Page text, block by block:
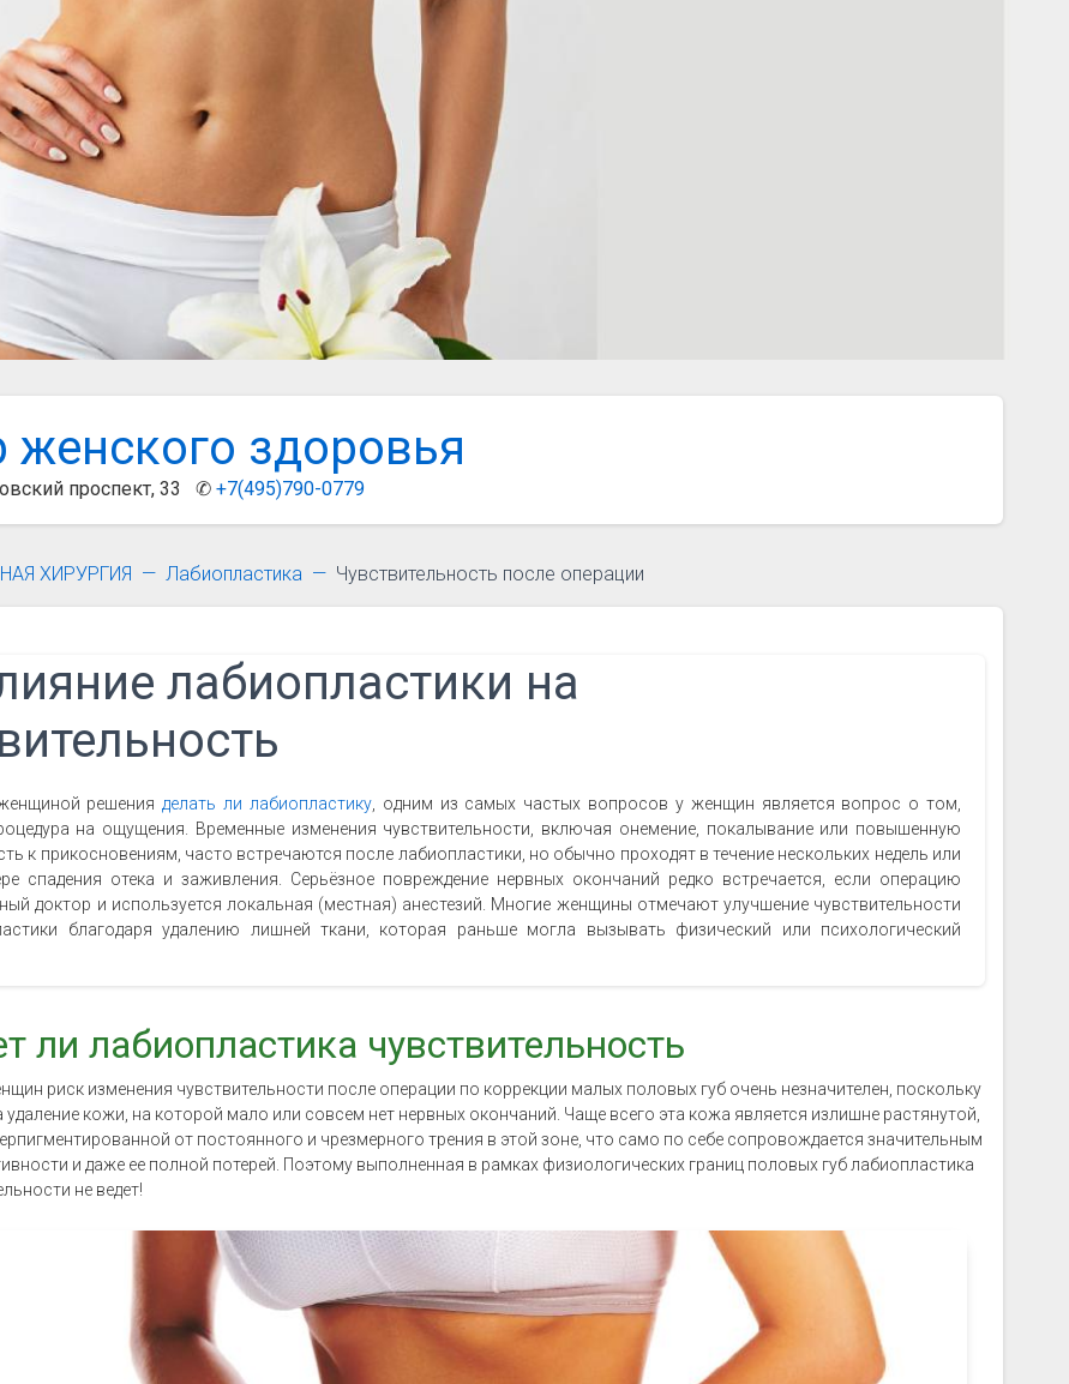
женского здоровья
проспект, 33 ✆ +7(495)790-0779
ХИРУРГИЯ Лабиопластика Чувствительность после операции
лабиопластики на
решения делать ли лабиопластику, одним из самых частых вопросов у женщин является вопрос о том,
на ощущения. Временные изменения чувствительности, включая онемение, покалывание или повышенную
к прикосновениям, часто встречаются после лабиопластики, но обычно проходят в течение нескольких недель или
спадения отека и заживления. Серьёзное повреждение нервных окончаний редко встречается, если операцию
доктор и используется локальная (местная) анестезий. Многие женщины отмечают улучшение чувствительности
благодаря удалению лишней ткани, которая раньше могла вызывать физический или психологический
ли лабиопластика чувствительность
риск изменения чувствительности после операции по коррекции малых половых губ очень незначителен, поскольку
удаление кожи, на которой мало или совсем нет нервных окончаний. Чаще всего эта кожа является излишне растянутой,
от постоянного и чрезмерного трения в этой зоне, что само по себе сопровождается значительным
и даже ее полной потерей. Поэтому выполненная в рамках физиологических границ половых губ лабиопластика
не ведет!